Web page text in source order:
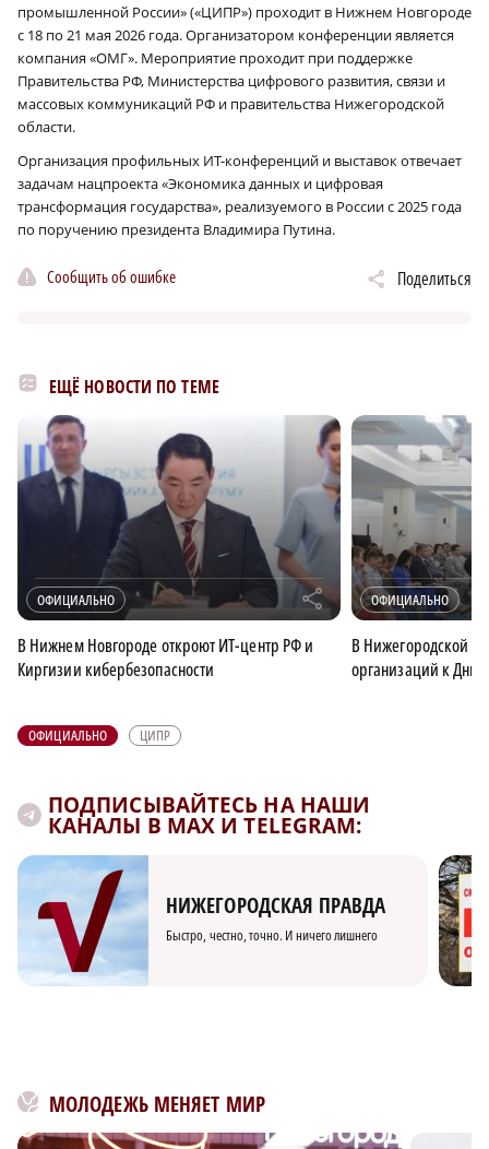
промышленной России» («ЦИПР») проходит в Нижнем Новгороде
с 18 по 21 мая 2026 года. Организатором конференции является
компания «ОМГ». Мероприятие проходит при поддержке
Правительства РФ, Министерства цифрового развития, связи и
массовых коммуникаций РФ и правительства Нижегородской
области.
Организация профильных ИТ-конференций и выставок отвечает
задачам нацпроекта «Экономика данных и цифровая
трансформация государства», реализуемого в России с 2025 года
по поручению президента Владимира Путина.
Сообщить об ошибке Поделиться
ЕЩЁ НОВОСТИ ПО ТЕМЕ
ОФИЦИАЛЬНО r
В Нижнем Новгороде откроют ИТ-центр РФ и
Киргизии кибербезопасности
ОФИЦИАЛЬНО
В Нижегородской
организаций к Дню
ОФИЦИАЛЬНО ЦИПР
ПОДПИСЫВАЙТЕСЬ НА НАШИ
КАНАЛЫ В MAX И TELEGRAM:
НИЖЕГОРОДСКАЯ ПРАВДА
Быстро, честно, точно. И ничего лишнего
МОЛОДЕЖЬ МЕНЯЕТ МИР